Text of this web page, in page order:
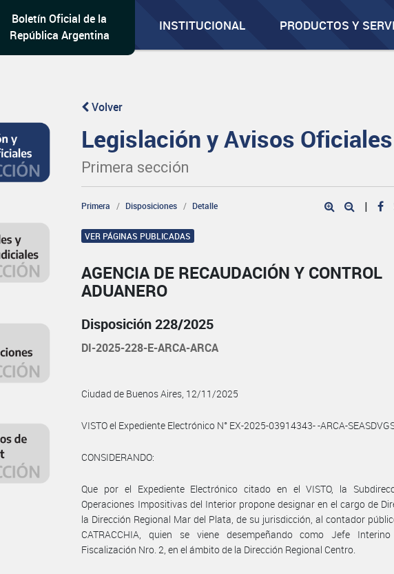
Boletín Oficial de la
República Argentina
INSTITUCIONAL PRODUCTOS Y
Volver
Legislación y Avisos Oficiales
Primera sección
Primera Disposiciones Detalle |
VER PÁGINAS PUBLICADAS
AGENCIA DE RECAUDACIÓN Y CONTROL
ADUANERO
Disposición 228/2025
DI-2025-228-E-ARCA-ARCA
Ciudad de Buenos Aires, 12/11/2025
VISTO el Expediente Electrónico N° EX-2025-03914343- -ARCA-
CONSIDERANDO:
Que por el Expediente Electrónico citado en el VISTO, la
Operaciones Impositivas del Interior propone designar en el cargo de
la Dirección Regional Mar del Plata, de su jurisdicción, al contador
CATRACCHIA, quien se viene desempeñando como Jefe
Fiscalización Nro. 2, en el ámbito de la Dirección Regional Centro.